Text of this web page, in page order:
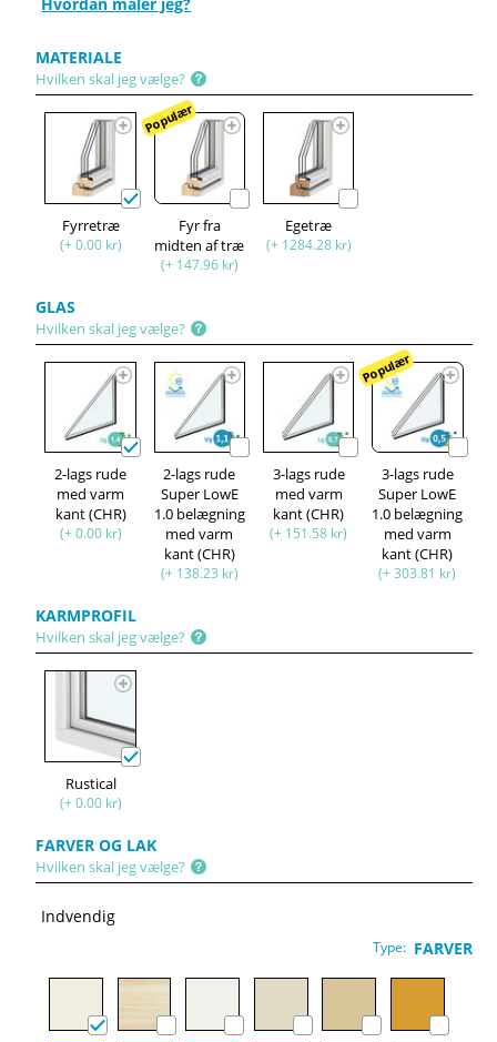
MATERIALE
Hvilken skal jeg vælge?
Fyrretræ
(+ 0.00 kr)
Populær
Fyr fra
midten af træ
(+ 147.96 kr)
Egetræ
(+ 1284.28 kr)
GLAS
Hvilken skal jeg vælge?
2-lags rude
med varm
kant (CHR)
(+ 0.00 kr)
2-lags rude
Super LowE
1.0 belægning
med varm
kant (CHR)
(+ 138.23 kr)
3-lags rude
med varm
kant (CHR)
(+ 151.58 kr)
Populær
3-lags rude
Super LowE
1.0 belægning
med varm
kant (CHR)
(+ 303.81 kr)
KARMPROFIL
Hvilken skal jeg vælge?
Rustical
(+ 0.00 kr)
FARVER OG LAK
Hvilken skal jeg vælge?
Indvendig
Type: FARVER